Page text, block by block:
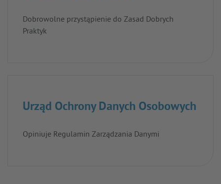
Dobrowolne przystąpienie do Zasad Dobrych
Praktyk
Urząd Ochrony Danych Osobowych
Opiniuje Regulamin Zarządzania Danymi